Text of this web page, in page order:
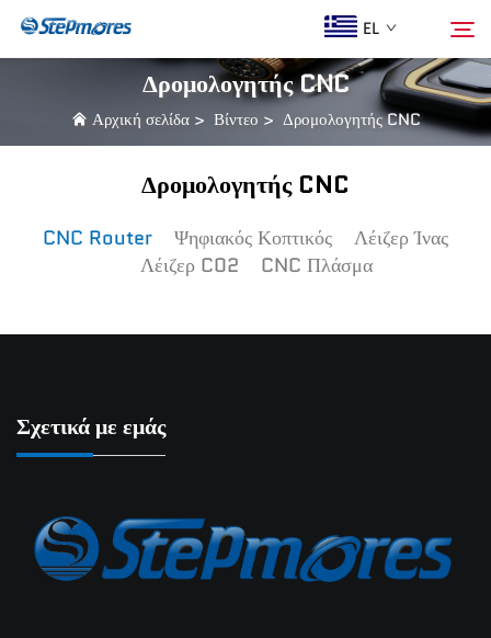
EL
Αρχική σελίδα
Οδηγός
Ειδήσεις
Δρομολογητής CNC
Αρχική σελίδα> Βίντεο > Δρομολογητής CNC
Δρομολογητής CNC
CNC Router Ψηφιακός Κοπτικός
Λέιζερ Ίνας
Λέιζερ C02
CNC Πλάσμα
Σχετικά με εμάς